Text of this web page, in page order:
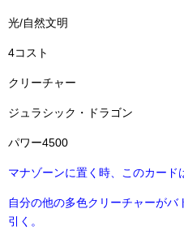
光/自然文明
4コスト
クリーチャー
ジュラシック・ドラゴン
パワー4500
マナゾーンに置く時、このカード
自分の他の多色クリーチャーが
引く。